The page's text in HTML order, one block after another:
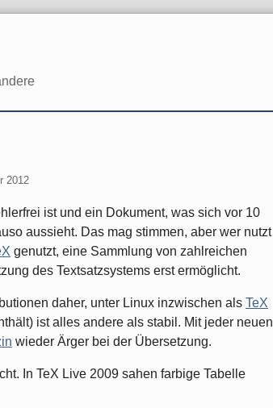
2012
ist und ein Dokument, was sich vor 10
aussieht. Das mag stimmen, aber wer nutzt
genutzt, eine Sammlung von zahlreichen
des Textsatzsystems erst ermöglicht.
daher, unter Linux inzwischen als TeX
ist alles andere als stabil. Mit jeder neuen
wieder Ärger bei der Übersetzung.
In TeX Live 2009 sahen farbige Tabelle